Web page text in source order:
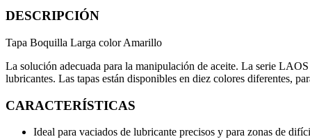
DESCRIPCIÓN
Tapa Boquilla Larga color Amarillo
La solución adecuada para la manipulación de aceite. La serie
lubricantes. Las tapas están disponibles en diez colores diferentes,
CARACTERÍSTICAS
Ideal para vaciados de lubricante precisos y para zonas de